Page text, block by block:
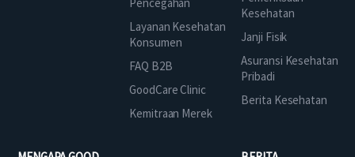
Layanan Kesehatan
Konsumen
FAQ B2B
GoodCare Clinic
Kemitraan Merek
Kesehatan
Janji Fisik
Asuransi Kesehatan
Pribadi
Berita Kesehatan